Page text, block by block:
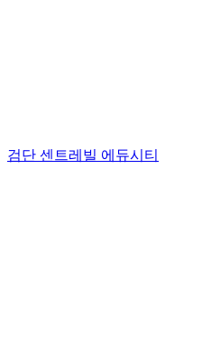
검단 센트레빌 에듀시티